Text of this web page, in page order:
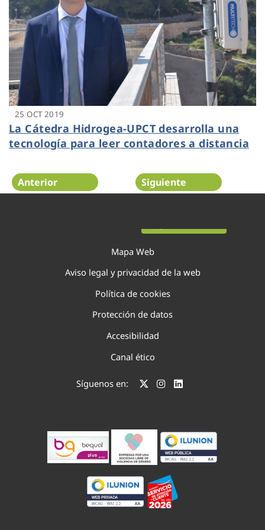
25 OCT 2019
La Cátedra Hidrogea-UPCT desarrolla una
tecnología para leer contadores a distancia
Anterior Siguiente
Mapa Web
Aviso legal y privacidad de la web
Política de cookies
Protección de datos
Accesibilidad
Canal ético
Síguenos en: